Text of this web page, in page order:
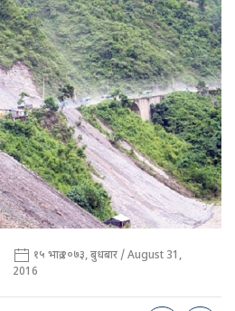
१५ भाद्र २०७३, बुधबार / August 31,
2016